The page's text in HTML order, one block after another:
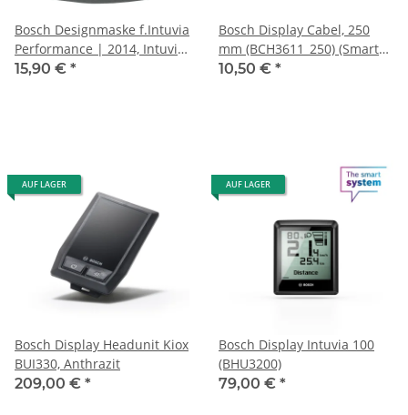
Bosch Designmaske f.Intuvia
Performance | 2014, Intuvia
Performance Line Anthrazit
15,90 € *
Bosch Display Cabel, 250
mm (BCH3611_250) (Smart
System)
10,50 € *
AUF LAGER
Bosch Display Headunit Kiox
BUI330, Anthrazit
209,00 € *
AUF LAGER
Bosch Display Intuvia 100
(BHU3200)
79,00 € *